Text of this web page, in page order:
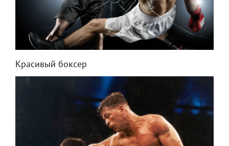
Красивый боксер